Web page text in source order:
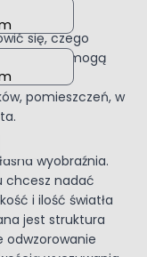
się, czego
winylowe mogą
od ich
pomieszczeń, w
wyobraźnia.
chcesz nadać
i ilość światła
jest struktura
odwzorowanie